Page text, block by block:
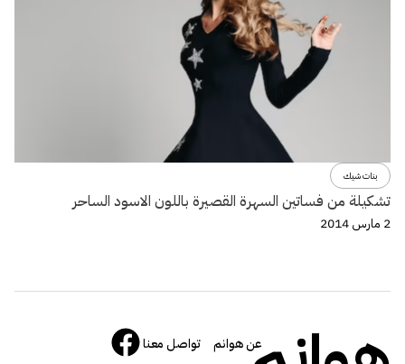
بنات شيك
تشكيلة من فساتين السهرة القصيرة باللون الاسود الساحر
2 مارس 2014
عن هوانم تواصل معنا